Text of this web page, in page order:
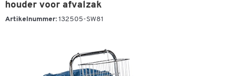
houder voor afvalzak
Artikelnummer: 132505-SW81